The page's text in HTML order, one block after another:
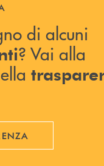
alcuni documenti ?
di alcuni
? Vai alla